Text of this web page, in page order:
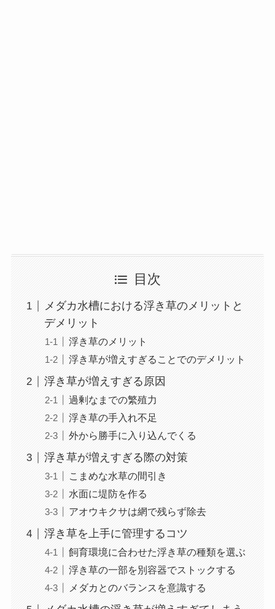
目次
メダカ水槽における浮き草のメリットと
デメリット
浮き草のメリット
浮き草が増えすぎることでのデメリット
浮き草が増えすぎる原因
過剰なまでの繁殖力
浮き草の手入れ不足
外から勝手に入り込んでくる
浮き草が増えすぎる際の対策
こまめな水草の間引き
水面に堤防を作る
アオウキクサは網で残らず除去
浮き草を上手に管理するコツ
飼育環境に合わせた浮き草の種類を選ぶ
浮き草の一部を別容器でストックする
メダカとのバランスを意識する